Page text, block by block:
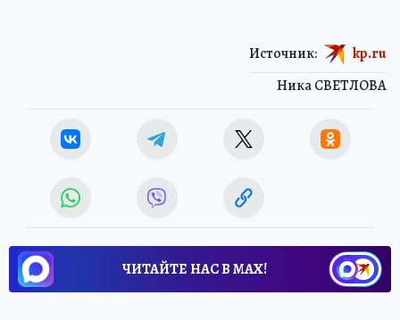
Ника СВЕТЛОВА
Источник: kp.ru
ЧИТАЙТЕ НАС В МАХ!